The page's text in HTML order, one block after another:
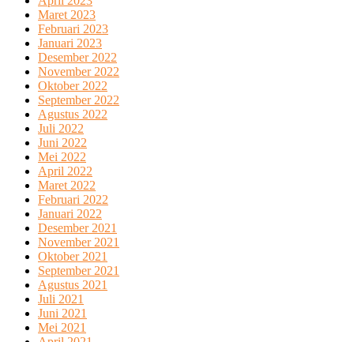
Maret 2023
Februari 2023
Januari 2023
Desember 2022
November 2022
Oktober 2022
September 2022
Agustus 2022
Juli 2022
Juni 2022
Mei 2022
April 2022
Maret 2022
Februari 2022
Januari 2022
Desember 2021
November 2021
Oktober 2021
September 2021
Agustus 2021
Juli 2021
Juni 2021
Mei 2021